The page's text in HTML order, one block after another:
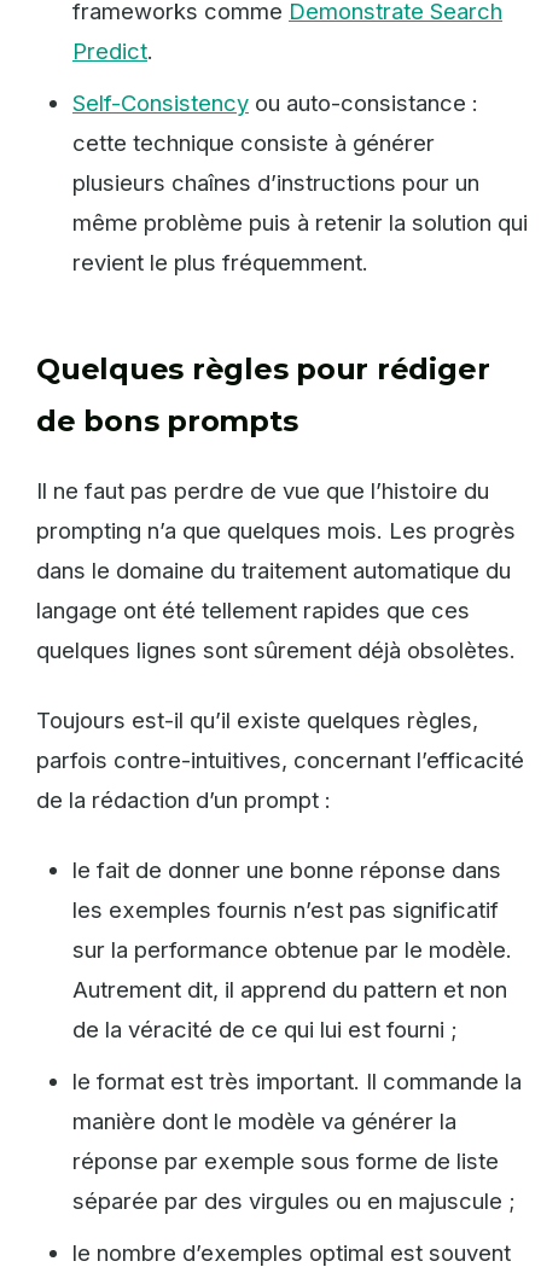
frameworks comme Demonstrate Search
Predict.
Self-Consistency ou auto-consistance :
cette technique consiste à générer
plusieurs chaînes d’instructions pour un
même problème puis à retenir la solution qui
revient le plus fréquemment.
Quelques règles pour rédiger
de bons prompts
Il ne faut pas perdre de vue que l’histoire du
prompting n’a que quelques mois. Les progrès
dans le domaine du traitement automatique du
langage ont été tellement rapides que ces
quelques lignes sont sûrement déjà obsolètes.
Toujours est-il qu’il existe quelques règles,
parfois contre-intuitives, concernant l’efficacité
de la rédaction d’un prompt :
le fait de donner une bonne réponse dans
les exemples fournis n’est pas significatif
sur la performance obtenue par le modèle.
Autrement dit, il apprend du pattern et non
de la véracité de ce qui lui est fourni ;
le format est très important. Il commande la
manière dont le modèle va générer la
réponse par exemple sous forme de liste
séparée par des virgules ou en majuscule ;
le nombre d’exemples optimal est souvent